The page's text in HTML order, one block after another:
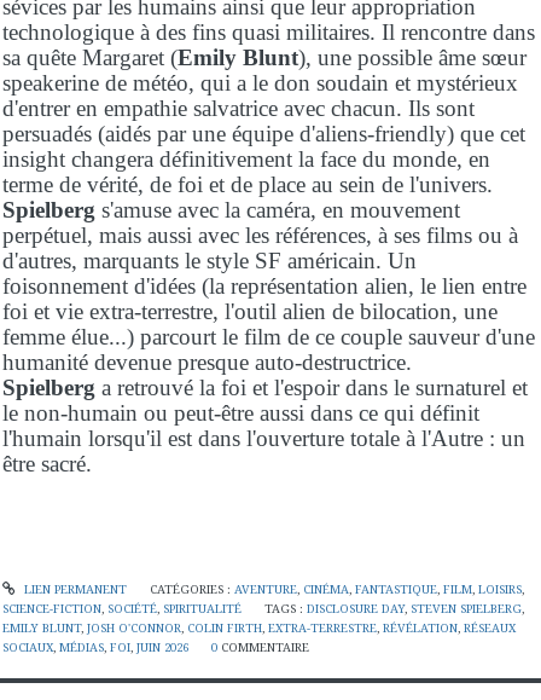
sévices par les humains ainsi que leur appropriation
technologique à des fins quasi militaires. Il rencontre dans
sa quête Margaret (Emily Blunt), une possible âme sœur
speakerine de météo, qui a le don soudain et mystérieux
d'entrer en empathie salvatrice avec chacun. Ils sont
persuadés (aidés par une équipe d'aliens-friendly) que cet
insight changera définitivement la face du monde, en
terme de vérité, de foi et de place au sein de l'univers.
Spielberg s'amuse avec la caméra, en mouvement
perpétuel, mais aussi avec les références, à ses films ou à
d'autres, marquants le style SF américain. Un
foisonnement d'idées (la représentation alien, le lien entre
foi et vie extra-terrestre, l'outil alien de bilocation, une
femme élue...) parcourt le film de ce couple sauveur d'une
humanité devenue presque auto-destructrice.
Spielberg a retrouvé la foi et l'espoir dans le surnaturel et
le non-humain ou peut-être aussi dans ce qui définit
l'humain lorsqu'il est dans l'ouverture totale à l'Autre : un
être sacré.
LIEN PERMANENT CATÉGORIES : AVENTURE, CINÉMA, FANTASTIQUE, FILM, LOISIRS,
SCIENCE-FICTION, SOCIÉTÉ, SPIRITUALITÉ TAGS :DISCLOSURE DAY, STEVEN SPIELBERG,
EMILY BLUNT, JOSH O'CONNOR, COLIN FIRTH, EXTRA-TERRESTRE, RÉVÉLATION, RÉSEAUX
SOCIAUX, MÉDIAS, FOI, JUIN 2026 0 COMMENTAIRE